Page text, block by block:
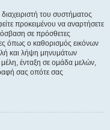
του συστήματος
προκειμένου να αναρτήσετε
σε πρόσθετες
όπως ο καθορισμός εικόνων
και λήψη μηνυμάτων
ένταξη σε ομάδα μελών,
σας οπότε σας